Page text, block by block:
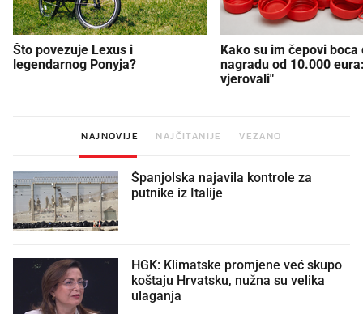
Što povezuje Lexus i
legendarnog Ponyja?
Kako su im čepovi boca
nagradu od 10.000
vjerovali"
NAJNOVIJE NAJČITANIJE VEZANO
Španjolska najavila kontrole za
putnike iz Italije
HGK: Klimatske promjene već skupo
koštaju Hrvatsku, nužna su velika
ulaganja